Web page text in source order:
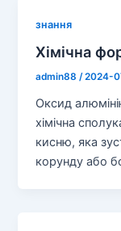
знання
Хімічна
admin88/2024-
Оксид
хімічна
кисню, яка
корунду або